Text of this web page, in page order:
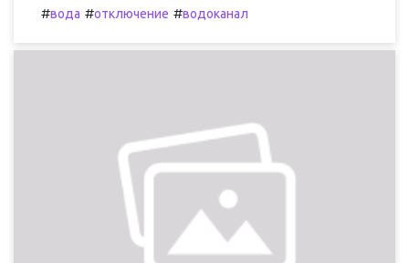
#вода #отключение #водоканал